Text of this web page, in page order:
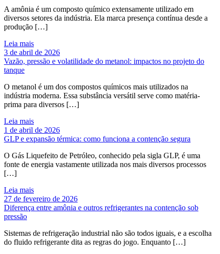
A amônia é um composto químico extensamente utilizado em
diversos setores da indústria. Ela marca presença contínua desde a
produção […]
Leia mais
3 de abril de 2026
Vazão, pressão e volatilidade do metanol: impactos no projeto do
tanque
O metanol é um dos compostos químicos mais utilizados na
indústria moderna. Essa substância versátil serve como matéria-
prima para diversos […]
Leia mais
1 de abril de 2026
GLP e expansão térmica: como funciona a contenção segura
O Gás Liquefeito de Petróleo, conhecido pela sigla GLP, é uma
fonte de energia vastamente utilizada nos mais diversos processos
[…]
Leia mais
27 de fevereiro de 2026
Diferença entre amônia e outros refrigerantes na contenção sob
pressão
Sistemas de refrigeração industrial não são todos iguais, e a escolha
do fluido refrigerante dita as regras do jogo. Enquanto […]